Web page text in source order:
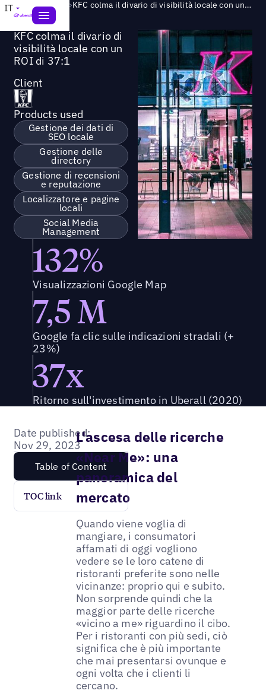
IT Success Story > KFC colma il divario di visibilità locale con un ROI di 37:1
KFC colma il divario di
visibilità locale con un
ROI di 37:1
Client
Products used
Gestione dei dati di
SEO locale
Gestione delle
directory
Gestione di recensioni
e reputazione
Localizzatore e pagine
locali
Social Media
Management
132%
Visualizzazioni Google Map
7,5 M
Google fa clic sulle indicazioni stradali (+
23%)
37x
Ritorno sull'investimento in Uberall (2020)
Date published:
Nov 29, 2023
Table of Content
TOC link
L'ascesa delle ricerche
«Near Me»: una
panoramica del
mercato
Quando viene voglia di
mangiare, i consumatori
affamati di oggi vogliono
vedere se le loro catene di
ristoranti preferite sono nelle
vicinanze: proprio qui e subito.
Non sorprende quindi che la
maggior parte delle ricerche
«vicino a me» riguardino il cibo.
Per i ristoranti con più sedi, ciò
significa che è più importante
che mai presentarsi ovunque e
ogni volta che i clienti li
cercano.